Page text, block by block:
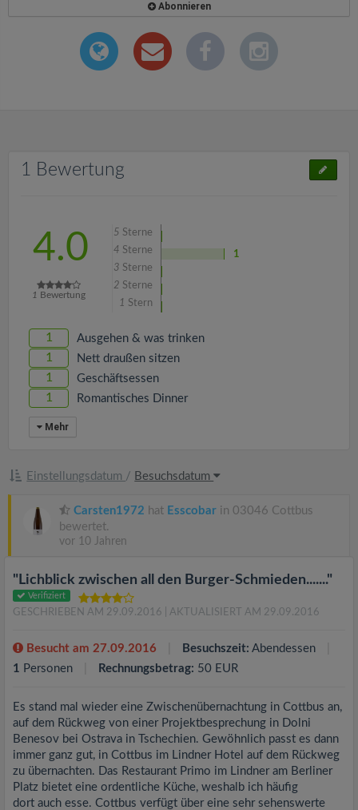
Abonnieren
1 Bewertung
4.0
1 Bewertung
5 Sterne
4 Sterne
1
3 Sterne
2 Sterne
1 Stern
1 Ausgehen & was trinken
1 Nett draußen sitzen
1 Geschäftsessen
1 Romantisches Dinner
Mehr
Einstellungsdatum / Besuchsdatum
Carsten1972 hat Esscobar in 03046 Cottbus
bewertet.
vor 10 Jahren
"Lichblick zwischen all den Burger-Schmieden......."
Verifiziert
GESCHRIEBEN AM 29.09.2016 | AKTUALISIERT AM 29.09.2016
Besucht am 27.09.2016 Besuchszeit: Abendessen
1 Personen Rechnungsbetrag: 50 EUR
Es stand mal wieder eine Zwischenübernachtung in Cottbus an,
auf dem Rückweg von einer Projektbesprechung in Dolni
Benesov bei Ostrava in Tschechien. Gewöhnlich passt es dann
immer ganz gut, in Cottbus im Lindner Hotel auf dem Rückweg
zu übernachten. Das Restaurant Primo im Lindner am Berliner
Platz bietet eine ordentliche Küche, weshalb ich häufig
dort auch esse. Cottbus verfügt über eine sehr sehenswerte